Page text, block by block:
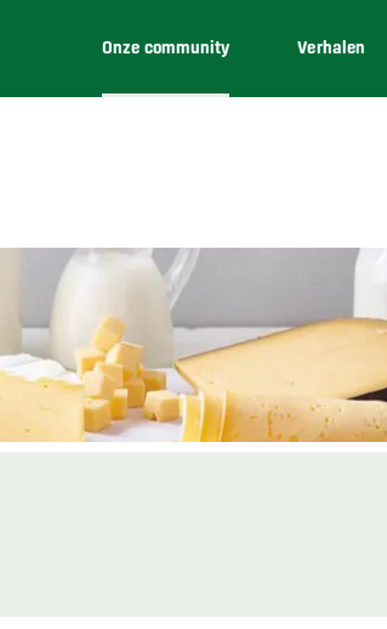
Onze community Verhalen